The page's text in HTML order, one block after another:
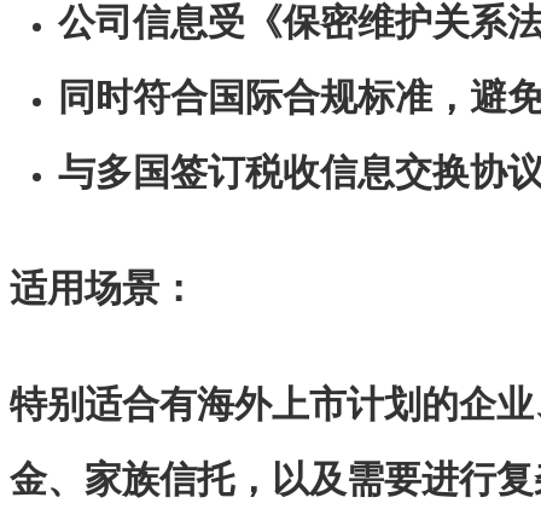
公司信息受《保密维护关系
同时符合国际合规标准，避
与多国签订税收信息交换协
适用场景：
特别适合有海外上市计划的企
金、家族信托，以及需要进行